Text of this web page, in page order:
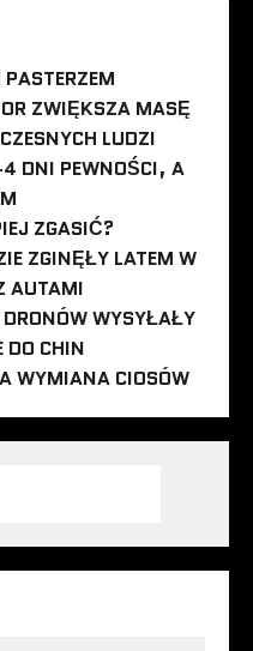
ZWIĘKSZA MASĘ
LUDZI
4 DNI PEWNOŚCI, A
ZGASIĆ?
ZGINĘŁY LATEM W
AUTAMI
WYSYŁAŁY
DO CHIN
WYMIANA CIOSÓW